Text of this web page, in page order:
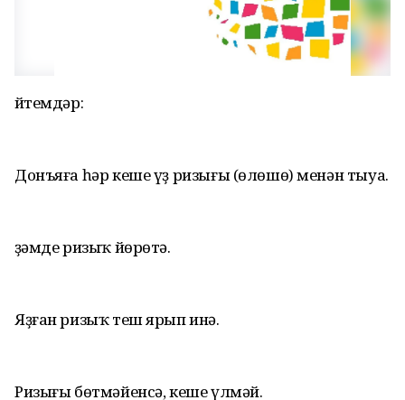
Әйтемдәр:
Донъяға һәр кеше үҙ ризығы (өлөшө) менән тыуа.
Әҙәмде ризыҡ йөрөтә.
Яҙған ризыҡ теш ярып инә.
Ризығы бөтмәйенсә, кеше үлмәй.